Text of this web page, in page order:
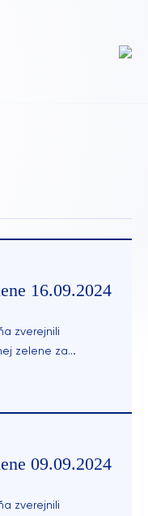
16.09.2024
zverejnili
zelene za
09.09.2024
zverejnili